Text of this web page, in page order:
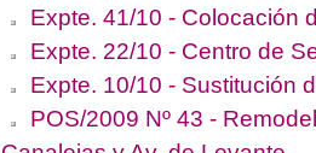
Expte. 41/10 - Colocación
Expte. 22/10 - Centro de
Expte. 10/10 - Sustitución
POS/2009 Nº 43 -